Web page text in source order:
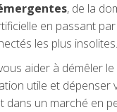
, de la
en passant
les plus insolites.
aider à démêler
utile et dépenser
dans un marché en